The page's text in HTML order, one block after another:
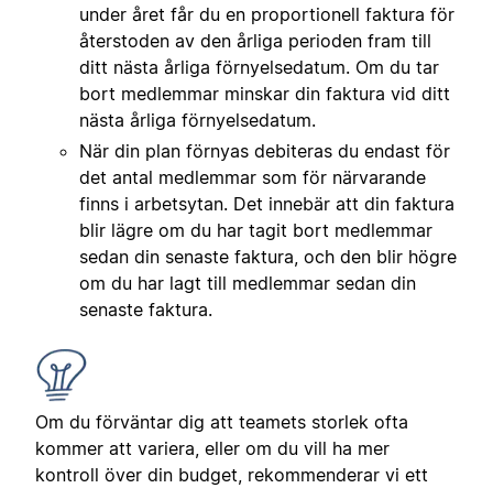
under året får du en proportionell faktura för
återstoden av den årliga perioden fram till
ditt nästa årliga förnyelsedatum. Om du tar
bort medlemmar minskar din faktura vid ditt
nästa årliga förnyelsedatum.
När din plan förnyas debiteras du endast för
det antal medlemmar som för närvarande
finns i arbetsytan. Det innebär att din faktura
blir lägre om du har tagit bort medlemmar
sedan din senaste faktura, och den blir högre
om du har lagt till medlemmar sedan din
senaste faktura.
Om du förväntar dig att teamets storlek ofta
kommer att variera, eller om du vill ha mer
kontroll över din budget, rekommenderar vi ett